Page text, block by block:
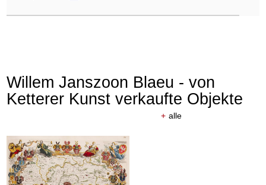
Willem Janszoon Blaeu - von
Ketterer Kunst verkaufte Objekte
+ alle